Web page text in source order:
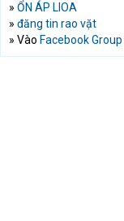
» ỔN ÁP LIOA
» đăng tin rao vặt
» Vào Facebook Group